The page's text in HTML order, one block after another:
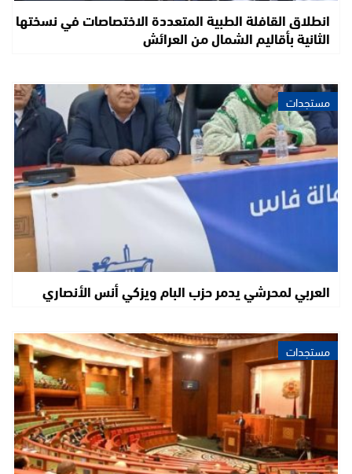
انطلاق القافلة الطبية المتعددة الاختصاصات في نسختها
الثانية بأقاليم الشمال من العرائش
مستجدات
العربي لمحرشي يدمر حزب البام ويزكي أنس الأنصاري
مستجدات